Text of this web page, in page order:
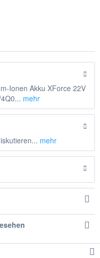
Ionen Akku XForce 22V
mehr
mehr